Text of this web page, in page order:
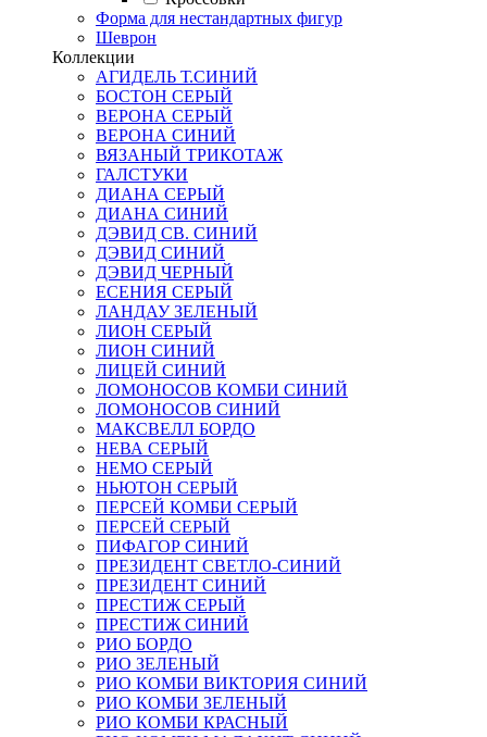
Форма для нестандартных фигур
Шеврон
Коллекции
АГИДЕЛЬ Т.СИНИЙ
БОСТОН СЕРЫЙ
ВЕРОНА СЕРЫЙ
ВЕРОНА СИНИЙ
ВЯЗАНЫЙ ТРИКОТАЖ
ГАЛСТУКИ
ДИАНА СЕРЫЙ
ДИАНА СИНИЙ
ДЭВИД СВ. СИНИЙ
ДЭВИД СИНИЙ
ДЭВИД ЧЕРНЫЙ
ЕСЕНИЯ СЕРЫЙ
ЛАНДАУ ЗЕЛЕНЫЙ
ЛИОН СЕРЫЙ
ЛИОН СИНИЙ
ЛИЦЕЙ СИНИЙ
ЛОМОНОСОВ КОМБИ СИНИЙ
ЛОМОНОСОВ СИНИЙ
МАКСВЕЛЛ БОРДО
НЕВА СЕРЫЙ
НЕМО СЕРЫЙ
НЬЮТОН СЕРЫЙ
ПЕРСЕЙ КОМБИ СЕРЫЙ
ПЕРСЕЙ СЕРЫЙ
ПИФАГОР СИНИЙ
ПРЕЗИДЕНТ СВЕТЛО-СИНИЙ
ПРЕЗИДЕНТ СИНИЙ
ПРЕСТИЖ СЕРЫЙ
ПРЕСТИЖ СИНИЙ
РИО БОРДО
РИО ЗЕЛЕНЫЙ
РИО КОМБИ ВИКТОРИЯ СИНИЙ
РИО КОМБИ ЗЕЛЕНЫЙ
РИО КОМБИ КРАСНЫЙ